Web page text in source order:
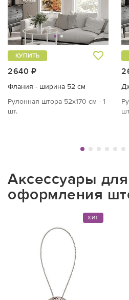
2640 ₽
КУПИТЬ
Флания - ширина 52 см
Рулонная штора 52х170 см - 1
шт.
Аксессуары для
оформления
ХИТ